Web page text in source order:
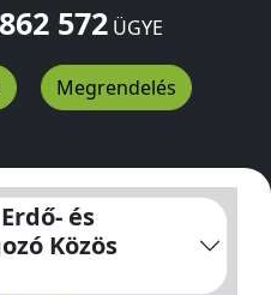
862 572ÜGYE
Megrendelés
Közös Vállalatliget u. 3
és
Közös